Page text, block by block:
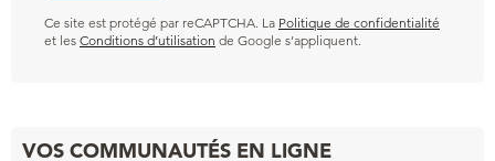
Ce site est protégé par reCAPTCHA. La Politique de confidentialité
et les Conditions d’utilisation de Google s’appliquent.
VOS COMMUNAUTÉS EN LIGNE